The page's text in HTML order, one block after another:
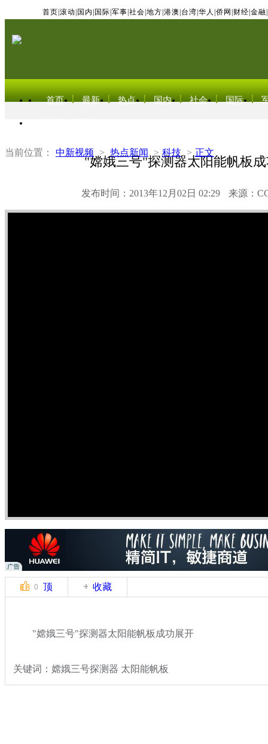
首页 滚动 国内 国际 军事 社会 地方 港澳 台湾 华人 侨网 财经 金融
首页 最新 热点 国内 社会 国际
当前位置： 中新视频 > 热点新闻 > 科技 > 正文
"嫦娥三号"探测器太阳能帆板
发布时间：2013年12月02日 02:29 来源：
0 顶 收藏
"嫦娥三号"探测器太阳能帆板成功展开
关键词：嫦娥三号探测器 太阳能帆板